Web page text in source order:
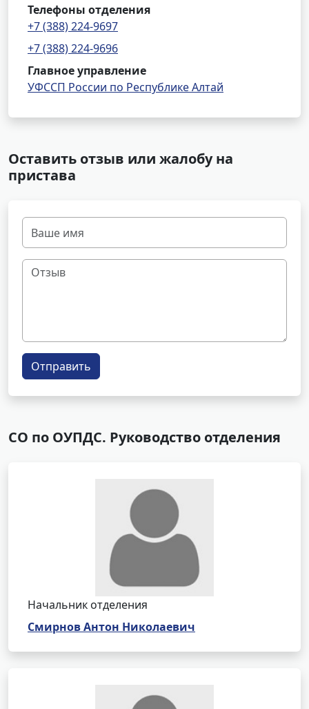
Телефоны отделения
+7 (388) 224-9697
+7 (388) 224-9696
Главное управление
УФССП России по Республике Алтай
Оставить отзыв или жалобу на
пристава
Отправить
СО по ОУПДС. Руководство отделения
Начальник отделения
Смирнов Антон Николаевич